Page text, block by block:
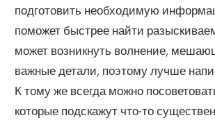
подготовить необходимую
поможет быстрее найти
может возникнуть волнение,
важные детали, поэтому лучше
К тому же всегда можно
которые подскажут что-то